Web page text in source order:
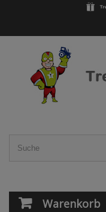
Warenkorb